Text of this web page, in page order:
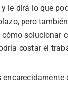
le dirá lo que
pero
cómo solucionar
costar el
encarecidamente